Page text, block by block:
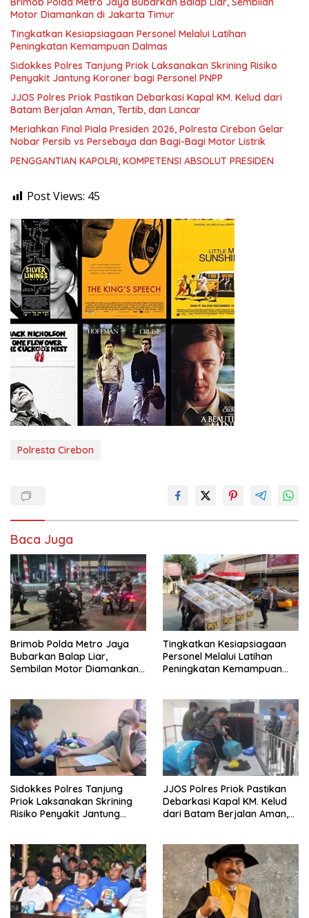
Motor Diamankan di Jakarta Timur
Tingkatkan Kesiapsiagaan Personel Melalui Latihan
Peningkatan Kemampuan Dalmas
Sidokkes Polres Tanjung Priok Laksanakan Skrining Risiko
Penyakit Jantung Koroner bagi Personel PNPP
JJOS Polres Priok Pastikan Debarkasi Kapal KM. Kelud dari
Batam Berjalan Aman, Tertib, dan Lancar
Meriahkan Final Piala Presiden 2026, Polresta Cirebon Gelar
Nobar Persib vs Persebaya dan Bagi-Bagi Motor Listrik
PENGGANTIAN KAPOLRI, KOMPETENSI ABSOLUT PRESIDEN
Post Views: 45
Polresta Cirebon
Baca Juga
Brimob Polda Metro Jaya
Bubarkan Balap Liar,
Sembilan Motor Diamankan
Tingkatkan Kesiapsiagaan
Personel Melalui Latihan
Peningkatan Kemampuan
Sidokkes Polres Tanjung
Priok Laksanakan Skrining
Risiko Penyakit Jantung
JJOS Polres Priok Pastikan
Debarkasi Kapal KM. Kelud
dari Batam Berjalan Aman,